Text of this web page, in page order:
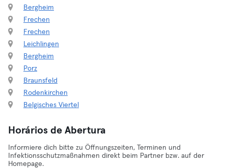
Bergheim
Frechen
Frechen
Leichlingen
Bergheim
Porz
Braunsfeld
Rodenkirchen
Belgisches Viertel
Horários de Abertura
Informiere dich bitte zu Öffnungszeiten, Terminen und
Infektionsschutzmaßnahmen direkt beim Partner bzw. auf der
Homepage.